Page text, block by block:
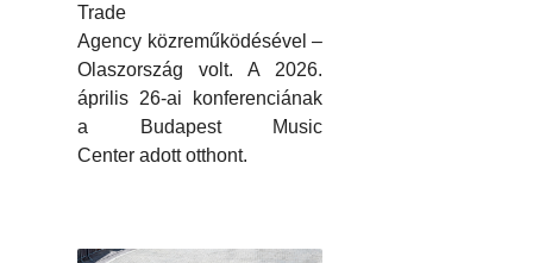
Trade
Agency közreműködésével –
Olaszország volt. A 2026.
április 26-ai konferenciának
a Budapest Music
Center adott otthont.